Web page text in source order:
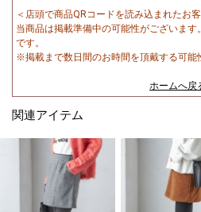
＜店頭で商品QRコードを読み込まれたお
当商品は掲載準備中の可能性がございま
です。
※掲載まで数日間のお時間を頂戴する可能
ホームへ戻
関連アイテム